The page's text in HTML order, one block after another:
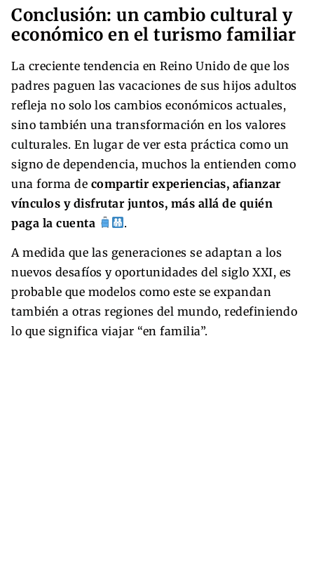
Conclusión: un cambio cultural y
económico en el turismo familiar
La creciente tendencia en Reino Unido de que los
padres paguen las vacaciones de sus hijos adultos
refleja no solo los cambios económicos actuales,
sino también una transformación en los valores
culturales. En lugar de ver esta práctica como un
signo de dependencia, muchos la entienden como
una forma de compartir experiencias, afianzar
vínculos y disfrutar juntos, más allá de quién
paga la cuenta
.
A medida que las generaciones se adaptan a los
nuevos desafíos y oportunidades del siglo XXI, es
probable que modelos como este se expandan
también a otras regiones del mundo, redefiniendo
lo que significa viajar “en familia”.